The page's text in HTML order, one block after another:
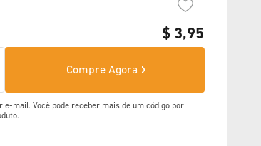
$ 3,95
Compre Agora
mail. Você pode receber mais de um código por